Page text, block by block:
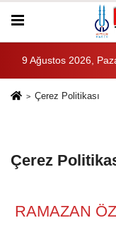
9 Ağustos 2026,
Çerez Politikası
Çerez
RAMAZAN